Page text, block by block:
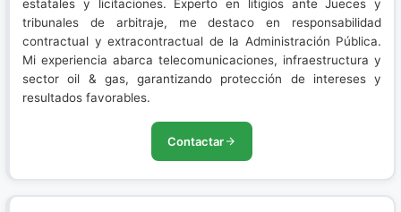
estatales y licitaciones. Experto en litigios ante Jueces y
tribunales de arbitraje, me destaco en responsabilidad
contractual y extracontractual de la Administración Pública.
Mi experiencia abarca telecomunicaciones, infraestructura y
sector oil & gas, garantizando protección de intereses y
resultados favorables.
Contactar